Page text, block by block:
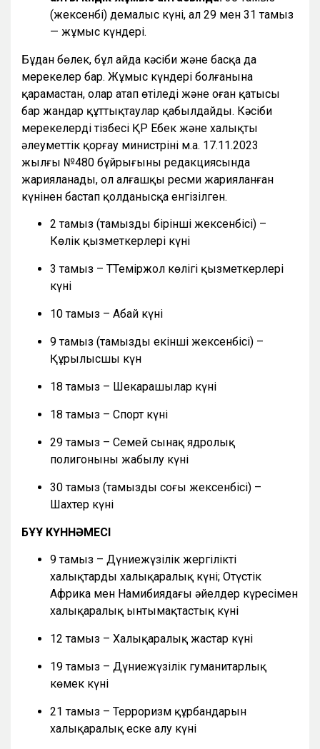
(жексенбі) демалыс күні, ал 29 мен 31 тамыз
— жұмыс күндері.
Бұдан бөлек, бұл айда кәсіби және басқа да
мерекелер бар. Жұмыс күндері болғанына
қарамастан, олар атап өтіледі және оған қатысы
бар жандар құттықтаулар қабылдайды. Кәсіби
мерекелердің тізбесі ҚР Еңбек және халықты
әлеуметтік қорғау министрінің м.а. 17.11.2023
жылғы №480 бұйрығының редакциясында
жарияланады, ол алғашқы ресми жарияланған
күнінен бастап қолданысқа енгізілген.
2 тамыз (тамыздың бірінші жексенбісі) –
Көлік қызметкерлері күні
3 тамыз – ТТеміржол көлігі қызметкерлері
күні
10 тамыз – Абай күні
9 тамыз (тамыздың екінші жексенбісі) –
Құрылысшы күн
18 тамыз – Шекарашылар күні
18 тамыз – Спорт күні
29 тамыз – Семей сынақ ядролық
полигонының жабылу күні
30 тамыз (тамыздың соңғы жексенбісі) –
Шахтер күні
БҰҰ КҮННӘМЕСІ
9 тамыз – Дүниежүзілік жергілікті
халықтардың халықаралық күні; Оңтүстік
Африка мен Намибиядағы әйелдер күресімен
халықаралық ынтымақтастық күні
12 тамыз – Халықаралық жастар күні
19 тамыз – Дүниежүзілік гуманитарлық
көмек күні
21 тамыз – Терроризм құрбандарын
халықаралық еске алу күні